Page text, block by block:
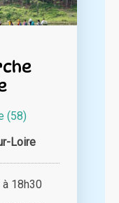
(58)
Loire
18h30